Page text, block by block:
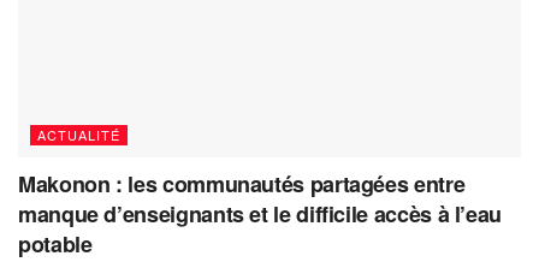
ACTUALITÉ
Makonon : les communautés partagées entre
manque d’enseignants et le difficile accès à l’eau
potable